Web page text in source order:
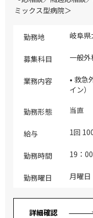
ミックス型病院＞
勤務地 岐阜
募集科目 一般外
業務内容
• 救急
イン
での診
療処置
者の生
対応 •
ッフと
数は
勤務形態 当直
給与 1回
勤務時間 19：
勤務曜日 月曜
詳細確認